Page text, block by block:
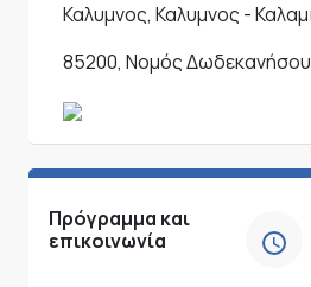
Καλυμνος, Καλυμνος -
85200, Νομός Δωδεκανήσου
Πρόγραμμα και
επικοινωνία